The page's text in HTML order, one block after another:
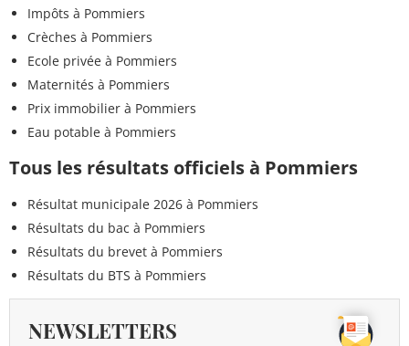
Impôts à Pommiers
Crèches à Pommiers
Ecole privée à Pommiers
Maternités à Pommiers
Prix immobilier à Pommiers
Eau potable à Pommiers
Tous les résultats officiels à Pommiers
Résultat municipale 2026 à Pommiers
Résultats du bac à Pommiers
Résultats du brevet à Pommiers
Résultats du BTS à Pommiers
NEWSLETTERS